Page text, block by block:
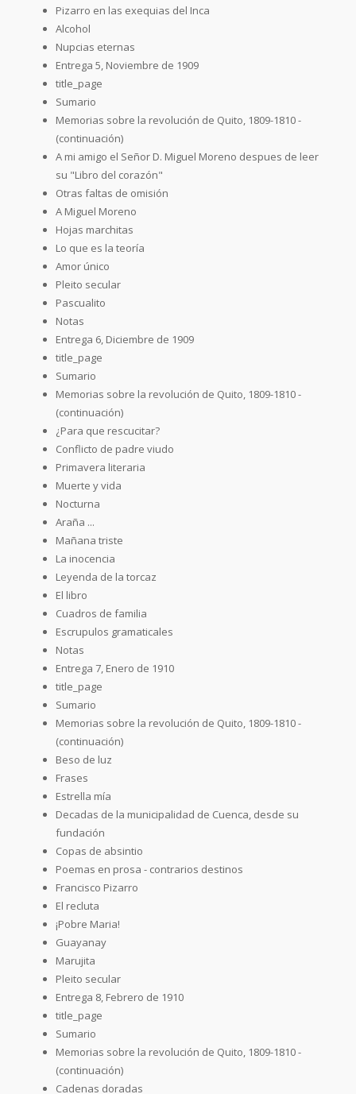
Pizarro en las exequias del Inca
Alcohol
Nupcias eternas
Entrega 5, Noviembre de 1909
title_page
Sumario
Memorias sobre la revolución de Quito, 1809-1810 -
(continuación)
A mi amigo el Señor D. Miguel Moreno despues de leer
su "Libro del corazón"
Otras faltas de omisión
A Miguel Moreno
Hojas marchitas
Lo que es la teoría
Amor único
Pleito secular
Pascualito
Notas
Entrega 6, Diciembre de 1909
title_page
Sumario
Memorias sobre la revolución de Quito, 1809-1810 -
(continuación)
¿Para que rescucitar?
Conflicto de padre viudo
Primavera literaria
Muerte y vida
Nocturna
Araña ...
Mañana triste
La inocencia
Leyenda de la torcaz
El libro
Cuadros de familia
Escrupulos gramaticales
Notas
Entrega 7, Enero de 1910
title_page
Sumario
Memorias sobre la revolución de Quito, 1809-1810 -
(continuación)
Beso de luz
Frases
Estrella mía
Decadas de la municipalidad de Cuenca, desde su
fundación
Copas de absintio
Poemas en prosa - contrarios destinos
Francisco Pizarro
El recluta
¡Pobre Maria!
Guayanay
Marujita
Pleito secular
Entrega 8, Febrero de 1910
title_page
Sumario
Memorias sobre la revolución de Quito, 1809-1810 -
(continuación)
Cadenas doradas